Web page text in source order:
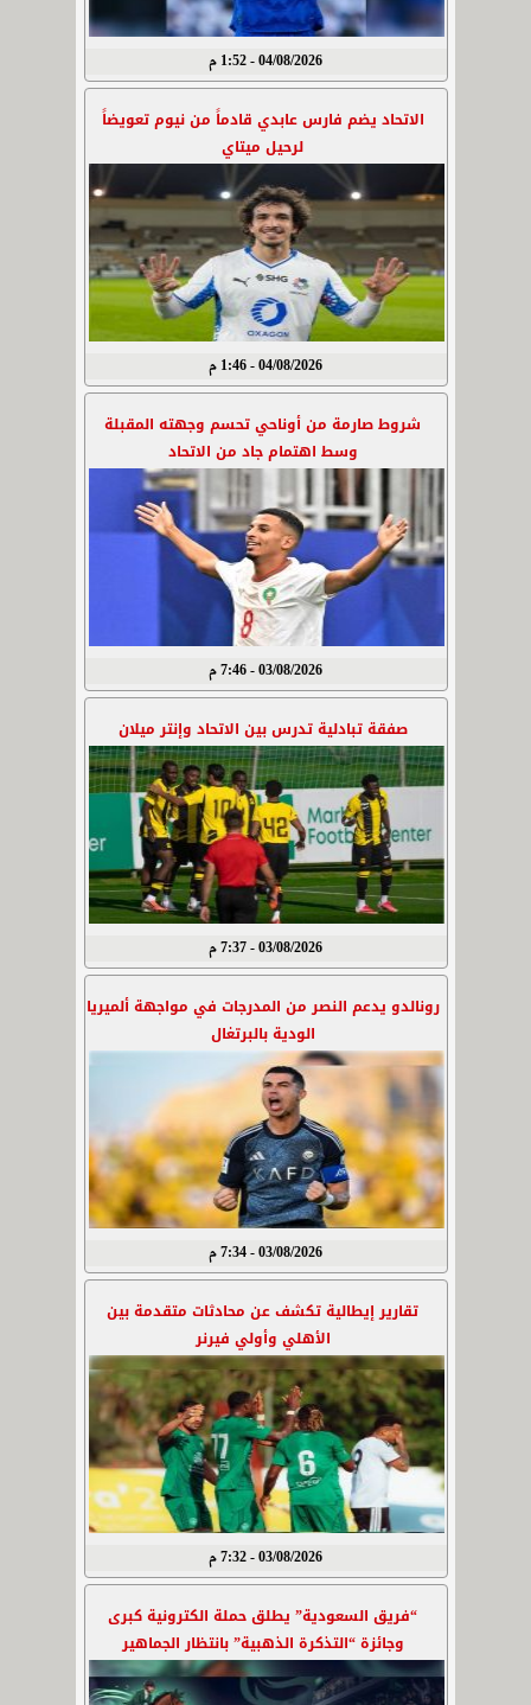
04/08/2026 - 1:52 م
الاتحاد يضم فارس عابدي قادماً من نيوم تعويضاً
لرحيل ميتاي
04/08/2026 - 1:46 م
شروط صارمة من أوناحي تحسم وجهته المقبلة
وسط اهتمام جاد من الاتحاد
03/08/2026 - 7:46 م
صفقة تبادلية تدرس بين الاتحاد وإنتر ميلان
03/08/2026 - 7:37 م
رونالدو يدعم النصر من المدرجات في مواجهة ألميريا
الودية بالبرتغال
03/08/2026 - 7:34 م
تقارير إيطالية تكشف عن محادثات متقدمة بين
الأهلي وأولي فيرنر
03/08/2026 - 7:32 م
“فريق السعودية” يطلق حملة الكترونية كبرى
وجائزة “التذكرة الذهبية” بانتظار الجماهير